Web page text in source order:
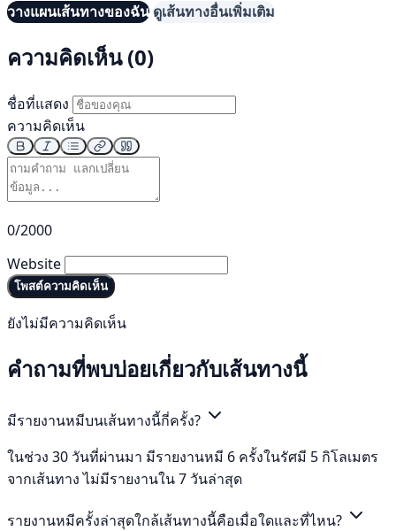
วางแผนเส้นทางของฉัน ดูเส้นทางอื่นเพิ่มเติม
ความคิดเห็น (0)
ชื่อที่แสดง
ความคิดเห็น
0/2000
Website
โพสต์ความคิดเห็น
ยังไม่มีความคิดเห็น
คำถามที่พบบ่อยเกี่ยวกับเส้นทางนี้
มีรายงานหมีบนเส้นทางนี้กี่ครั้ง?
ในช่วง 30 วันที่ผ่านมา มีรายงานหมี 6 ครั้งในรัศมี 5 กิโลเมตร
จากเส้นทาง ไม่มีรายงานใน 7 วันล่าสุด
รายงานหมีครั้งล่าสุดใกล้เส้นทางนี้คือเมื่อใดและที่ไหน?